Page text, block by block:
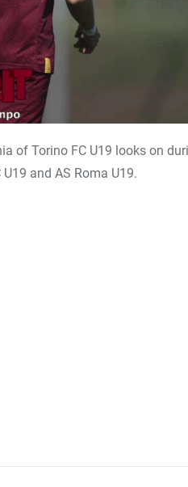
of Torino FC U19 looks on
and AS Roma U19.